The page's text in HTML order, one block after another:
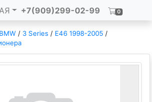
+7(909)299-02-99 0
BMW / 3 Series / E46 1998-2005 /